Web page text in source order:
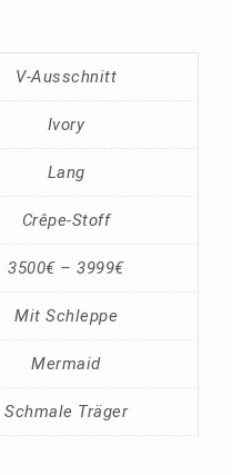
V-Ausschnitt
Ivory
Lang
Crêpe-Stoff
3500€ – 3999€
Mit Schleppe
Mermaid
Schmale Träger